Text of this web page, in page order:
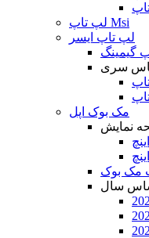
لپ تاپ Msi
لپ تاپ ایسر
سری
مک بوک اپل
نمایش
مک بوک
سال